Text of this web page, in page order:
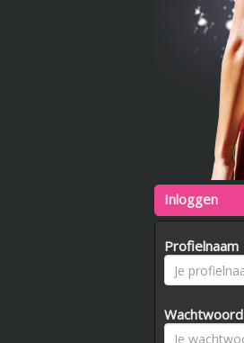
Inloggen
Profielnaam
Wachtwoord